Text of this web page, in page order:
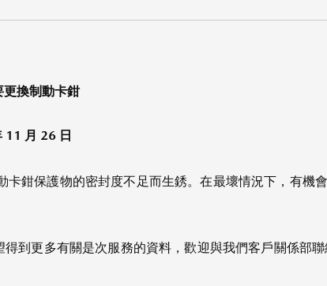
換制動卡鉗
11 月 26 日
鉗保護物的密封度不足而生銹。在最壞情況下，有機
到更多有關是次服務的資料，歡迎與我們客戶關係部